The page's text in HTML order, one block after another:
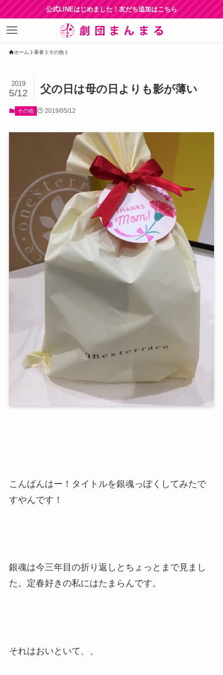
公式LINEはじめました！友だち追加はこちら
ホーム 著者 その他
父の日は母の日よりも影が薄い
2019
5/12
その他 2019/05/12
こんばんはー！タイトルを銀魂っぽくしてみたで
すやんです！
銀魂は今三年目の折り返しとちょっとまで見まし
た。定春好きの私にはたまらんです。
それはおいといて、、